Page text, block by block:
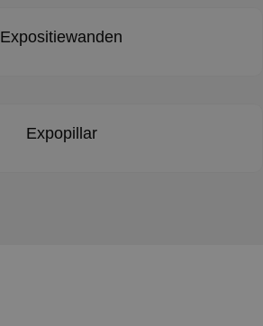
Expositiewanden
Expopillar